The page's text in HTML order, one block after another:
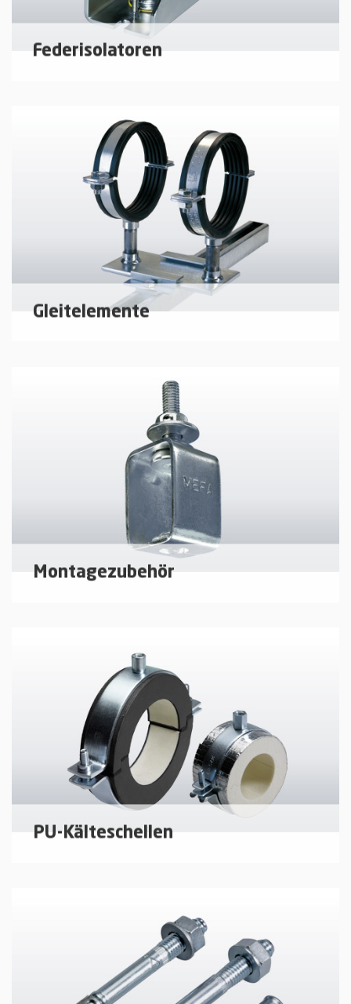
Federisolatoren
Federisolatoren als flexible Rohrleitungshänger,
bzw. für die elastische Lagerung von Aggregaten.
mehr erfahren
Gleitelemente
Gleiter und Führungslager für die Aufnahme von
axialen und radialen Ausdehnungen von
Montagezubehör
Schienensysteme zur Rohrmontage.
mehr erfahren
PU-Kälteschellen
Befestigung von Rohren in der Kälte-, Klima- und
ggf. Trinkwassertechnik, für eine zuverlässige
Tauwasserverhinderung im Bereich der
Rohrhalterung.